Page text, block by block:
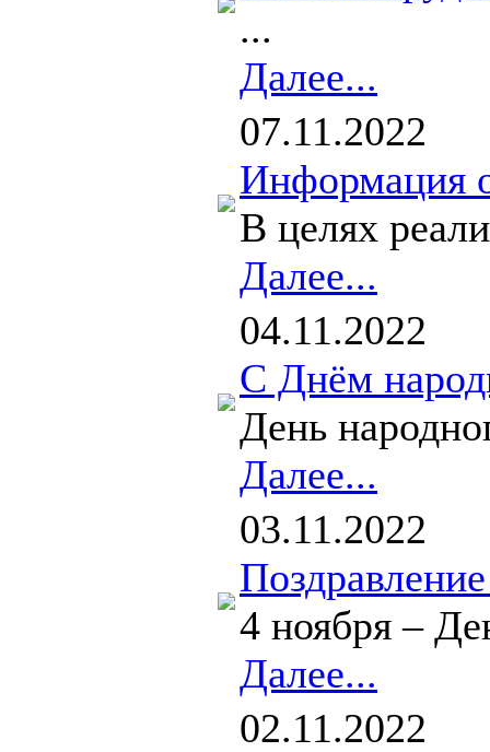
...
Далее...
07.11.2022
Информация
В целях
Далее...
04.11.2022
С Днём
День
Далее...
03.11.2022
4 ноября ­–
Далее...
02.11.2022